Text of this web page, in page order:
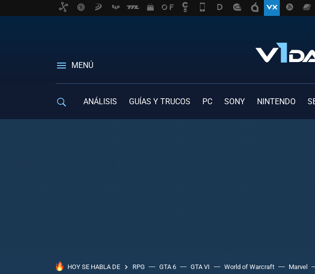
MENÚ
ANÁLISIS GUÍAS Y TRUCOS PC SONY NINTENDO
HOY SE HABLA DE RPG GTA 6 GTA VI World of Warcraft Marvel